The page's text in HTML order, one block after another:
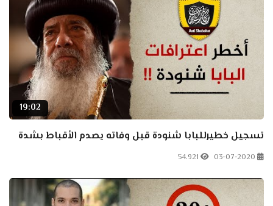
19:02
تسجيل خطيرللبابا شنودة قبل وفاته يصدم الأقباط بشدة
03-07-2020
54.921